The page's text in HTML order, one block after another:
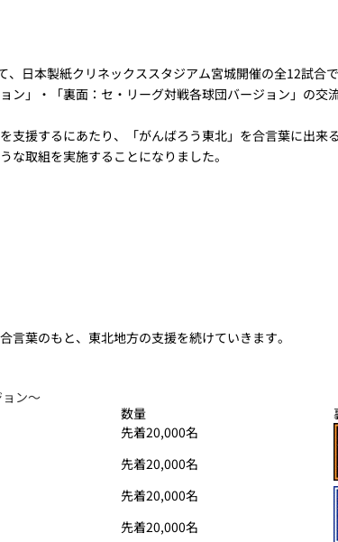
日本製紙クリネックススタジアム宮城開催の全12試合
ン」・「裏面：セ・リーグ対戦各球団バージョン」の交
支援するにあたり、「がんばろう東北」を合言葉に出来
取組を実施することになりました。
葉のもと、東北地方の支援を続けていきます。
ン～
数量
先着20,000名
先着20,000名
先着20,000名
先着20,000名